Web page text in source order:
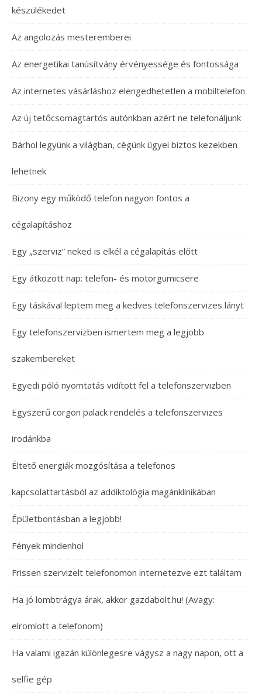
készülékedet
Az angolozás mesteremberei
Az energetikai tanúsítvány érvényessége és fontossága
Az internetes vásárláshoz elengedhetetlen a mobiltelefon
Az új tetőcsomagtartós autónkban azért ne telefonáljunk
Bárhol legyünk a világban, cégünk ügyei biztos kezekben
lehetnek
Bizony egy működő telefon nagyon fontos a
cégalapításhoz
Egy „szerviz” neked is elkél a cégalapítás előtt
Egy átkozott nap: telefon- és motorgumicsere
Egy táskával leptem meg a kedves telefonszervizes lányt
Egy telefonszervizben ismertem meg a legjobb
szakembereket
Egyedi póló nyomtatás vidított fel a telefonszervizben
Egyszerű corgon palack rendelés a telefonszervizes
irodánkba
Éltető energiák mozgósítása a telefonos
kapcsolattartásból az addiktológia magánklinikában
Épületbontásban a legjobb!
Fények mindenhol
Frissen szervizelt telefonomon internetezve ezt találtam
Ha jó lombtrágya árak, akkor gazdabolt.hu! (Avagy:
elromlott a telefonom)
Ha valami igazán különlegesre vágysz a nagy napon, ott a
selfie gép